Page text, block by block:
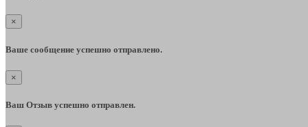
×
Ваше сообщение успешно отправлено.
×
Ваш Отзыв успешно отправлен.